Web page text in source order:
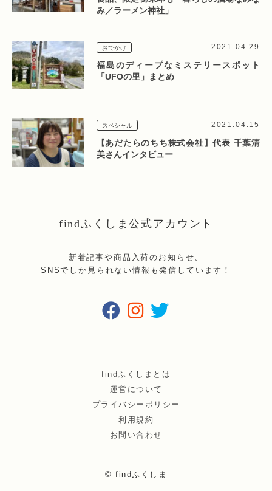
み／ラーメン神社」
おでかけ 2021.04.29
福島のディープなミステリースポット
「UFOの里」まとめ
スペシャル 2021.04.15
【あだたらのちち株式会社】代表 千葉清
美さんインタビュー
findふくしま公式アカウント
新着記事や商品入荷のお知らせ、
SNSでしか見られない情報も発信しています！
findふくしまとは
運営について
プライバシーポリシー
利用規約
お問い合わせ
© findふくしま